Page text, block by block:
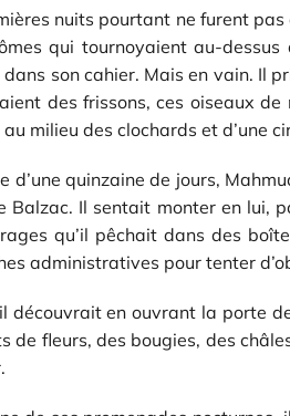
nuits pourtant ne furent
qui tournoyaient au-
son cahier. Mais en vain. Il
des frissons, ces oiseaux
milieu des clochards et d’une
d’une quinzaine de jours,
Balzac. Il sentait monter en lui,
qu’il pêchait dans des
administratives pour tenter
découvrait en ouvrant la porte
de fleurs, des bougies, des